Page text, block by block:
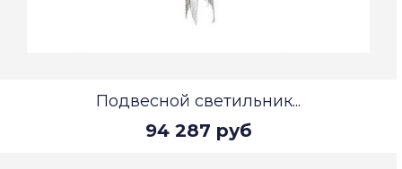
Подвесной светильник...
94 287 руб